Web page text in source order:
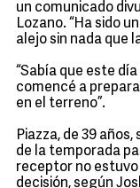
un comunicado
Lozano. “Ha sido
alejo sin nada que
“Sabía que este
comencé a
en el terreno”.
Piazza, de 39
de la temporada
receptor no estuvo
decisión, según